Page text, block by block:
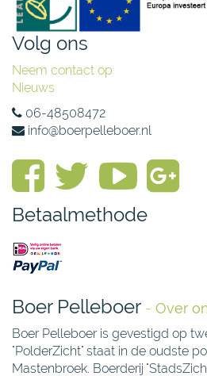
Volg ons
Neem contact op
Nieuws
06-48508472
info@boerpelleboer.nl
Betaalmethode
Boer Pelleboer - Over
Boer Pelleboer is gevestigd op
"PolderZicht" staat in de oudste
Mastenbroek. Boerderij